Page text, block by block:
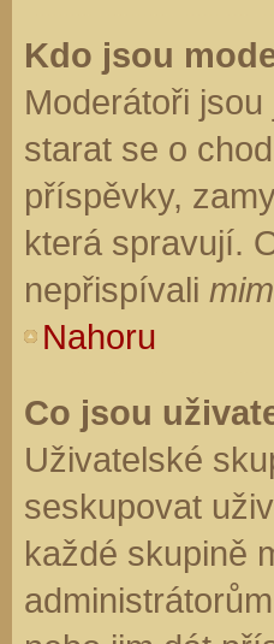
Kdo jsou
Moderátoři
starat se o
příspěvky,
která spravují.
nepřispívali
Nahoru
Co jsou
Uživatelské
seskupovat
každé skupině